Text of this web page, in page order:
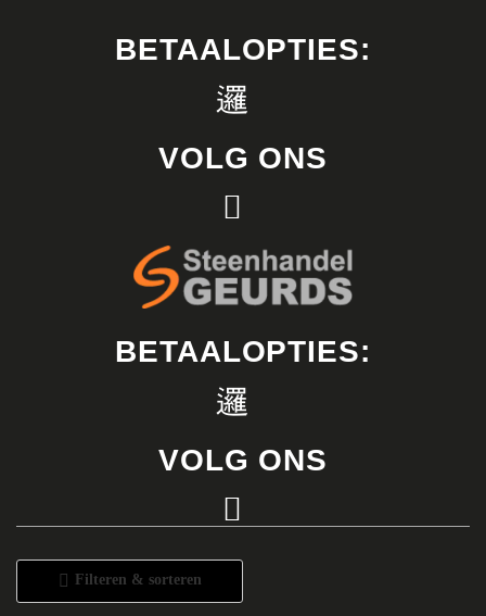
Filteren & sorteren
BETAALOPTIES:
VOLG ONS
BETAALOPTIES:
VOLG ONS